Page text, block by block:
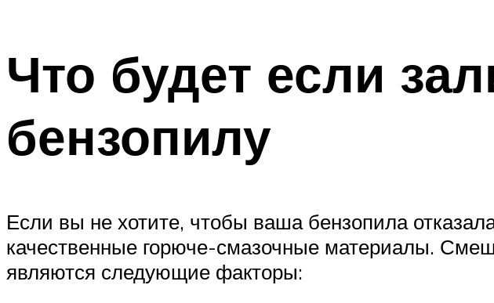
Что будет если
бензопилу
Если вы не хотите, чтобы ваша бензопила
качественные горюче-смазочные материалы.
являются следующие факторы: